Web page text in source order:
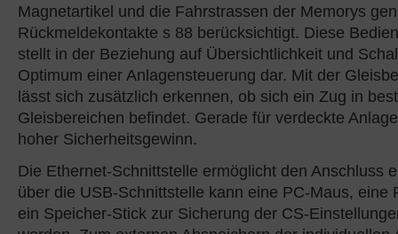
Magnetartikel und die Fahrstrassen der Memorys
Rückmeldekontakte s 88 berücksichtigt. Diese
stellt in der Beziehung auf Übersichtlichkeit und
Optimum einer Anlagensteuerung dar. Mit der
lässt sich zusätzlich erkennen, ob sich ein Zug in
Gleisbereichen befindet. Gerade für verdeckte
hoher Sicherheitsgewinn.
Die Ethernet-Schnittstelle ermöglicht den Anschluss
über die USB-Schnittstelle kann eine PC-Maus, eine
ein Speicher-Stick zur Sicherung der CS-